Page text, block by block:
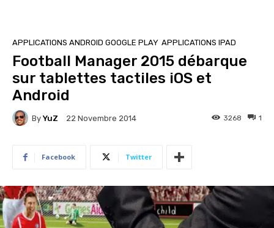
APPLICATIONS ANDROID GOOGLE PLAY APPLICATIONS IPAD
Football Manager 2015 débarque
sur tablettes tactiles iOS et
Android
By YuZ 22 Novembre 2014 1
3268
Facebook Twitter